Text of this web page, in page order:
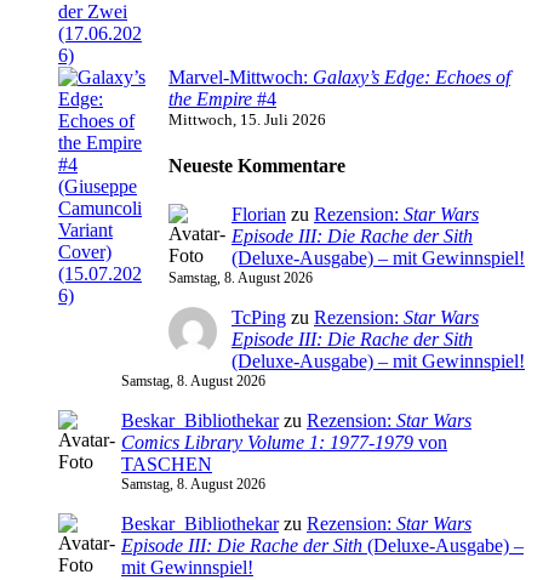
Marvel-Mittwoch: Galaxy’s Edge: Echoes of
the Empire #4
Mittwoch, 15. Juli 2026
Neueste Kommentare
Florian zu Rezension: Star Wars
Episode III: Die Rache der Sith
(Deluxe-Ausgabe) – mit Gewinnspiel!
Samstag, 8. August 2026
TcPing zu Rezension: Star Wars
Episode III: Die Rache der Sith
(Deluxe-Ausgabe) – mit Gewinnspiel!
Samstag, 8. August 2026
Beskar_Bibliothekarzu Rezension: Star Wars
Comics Library Volume 1: 1977-1979 von
TASCHEN
Samstag, 8. August 2026
Beskar_Bibliothekarzu Rezension: Star Wars
Episode III: Die Rache der Sith (Deluxe-Ausgabe) –
mit Gewinnspiel!